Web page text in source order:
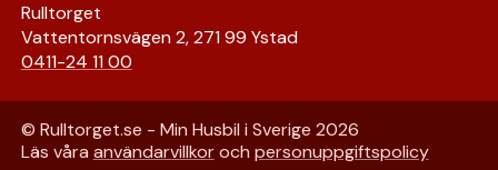
Rulltorget
Vattentornsvägen 2, 271 99 Ystad
0411-24 11 00
© Rulltorget.se - Min Husbil i Sverige 2026
Läs våra användarvillkoroch personuppgiftspolicy